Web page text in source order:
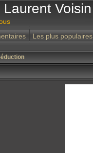
Voisin
Les plus populaires